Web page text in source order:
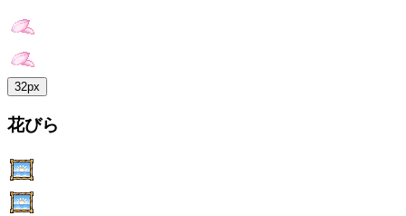
32px
花びら